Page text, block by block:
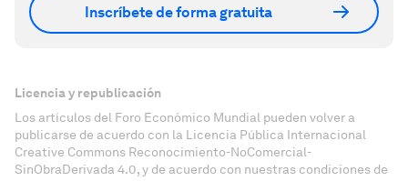
Inscríbete de forma gratuita
Licencia y republicación
Los artículos del Foro Económico Mundial pueden volver a
publicarse de acuerdo con la Licencia Pública Internacional
Creative Commons Reconocimiento-NoComercial-
SinObraDerivada 4.0, y de acuerdo con nuestras condiciones de